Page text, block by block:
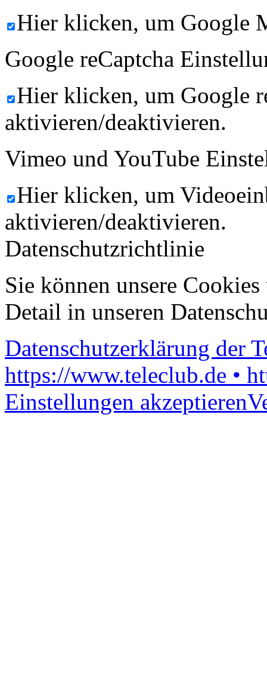
Hier klicken, um Google
Google reCaptcha
Hier klicken, um Google
aktivieren/deaktivieren.
Vimeo und YouTube
Hier klicken, um
aktivieren/deaktivieren.
Datenschutzrichtlinie
Sie können unsere
Detail in unseren
Datenschutzerklärung der
https://www.teleclub.de •
Einstellungen akzeptieren